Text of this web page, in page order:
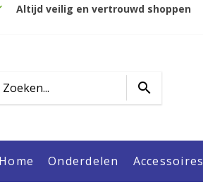
Altijd veilig en vertrouwd shoppen
Home Onderdelen Accessoires